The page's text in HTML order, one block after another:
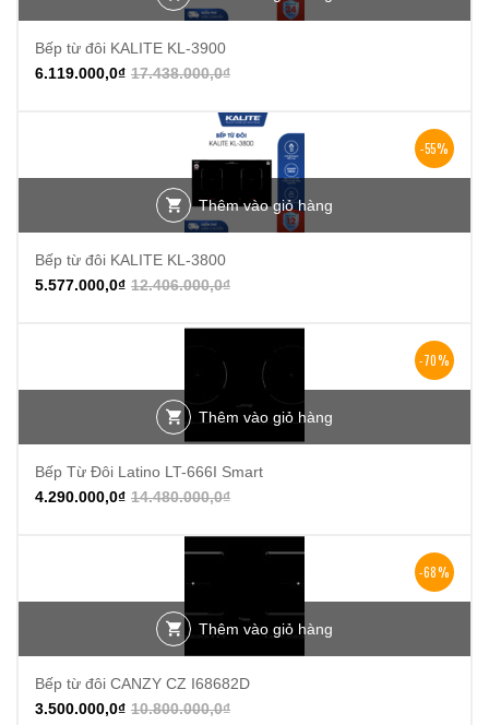
Bếp từ đôi KALITE KL-3900
17.438.000,0₫
6.119.000,0₫
-55%
Thêm vào giỏ hàng
Bếp từ đôi KALITE KL-3800
12.406.000,0₫
5.577.000,0₫
-70%
Thêm vào giỏ hàng
Bếp Từ Đôi Latino LT-666I Smart
14.480.000,0₫
4.290.000,0₫
-68%
Thêm vào giỏ hàng
Bếp từ đôi CANZY CZ I68682D
10.800.000,0₫
3.500.000,0₫